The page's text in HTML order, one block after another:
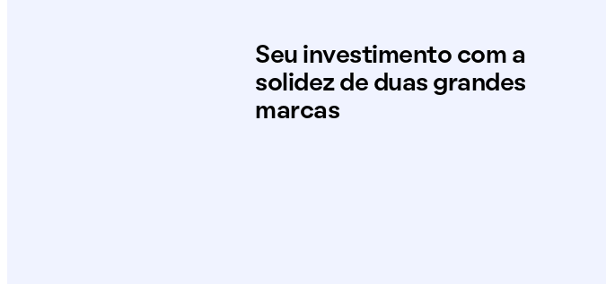
Seu investimento com a
solidez de duas grandes
marcas